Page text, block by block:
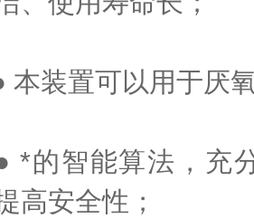
置可以用于厌
智能算法，充分
高安全性；